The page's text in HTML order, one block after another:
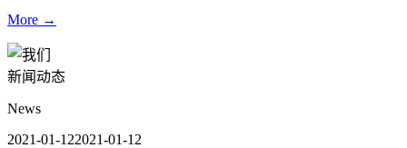
More →
新闻动态
News
2021-01-122021-01-12